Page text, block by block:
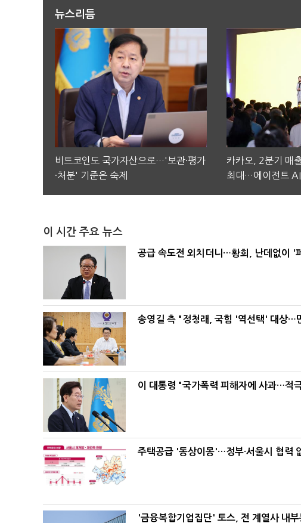
뉴스리듬
비트코인도 국가자산으로…'보관·평가
·처분' 기준은 숙제
카카오, 2분기 매
최대…에이전트
이 시간 주요 뉴스
공급 속도전 외치더니…황희, 난데없이 '
송영길 측 "정청래, 국힘 '역선택' 대상…
이 대통령 "국가폭력 피해자에 사과…적
주택공급 '동상이몽'…정부·서울시 협력
'금융복합기업집단' 토스, 전 계열사 내